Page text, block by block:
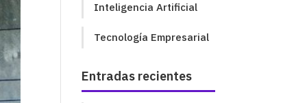
Inteligencia Artificial
Tecnología Empresarial
Entradas recientes